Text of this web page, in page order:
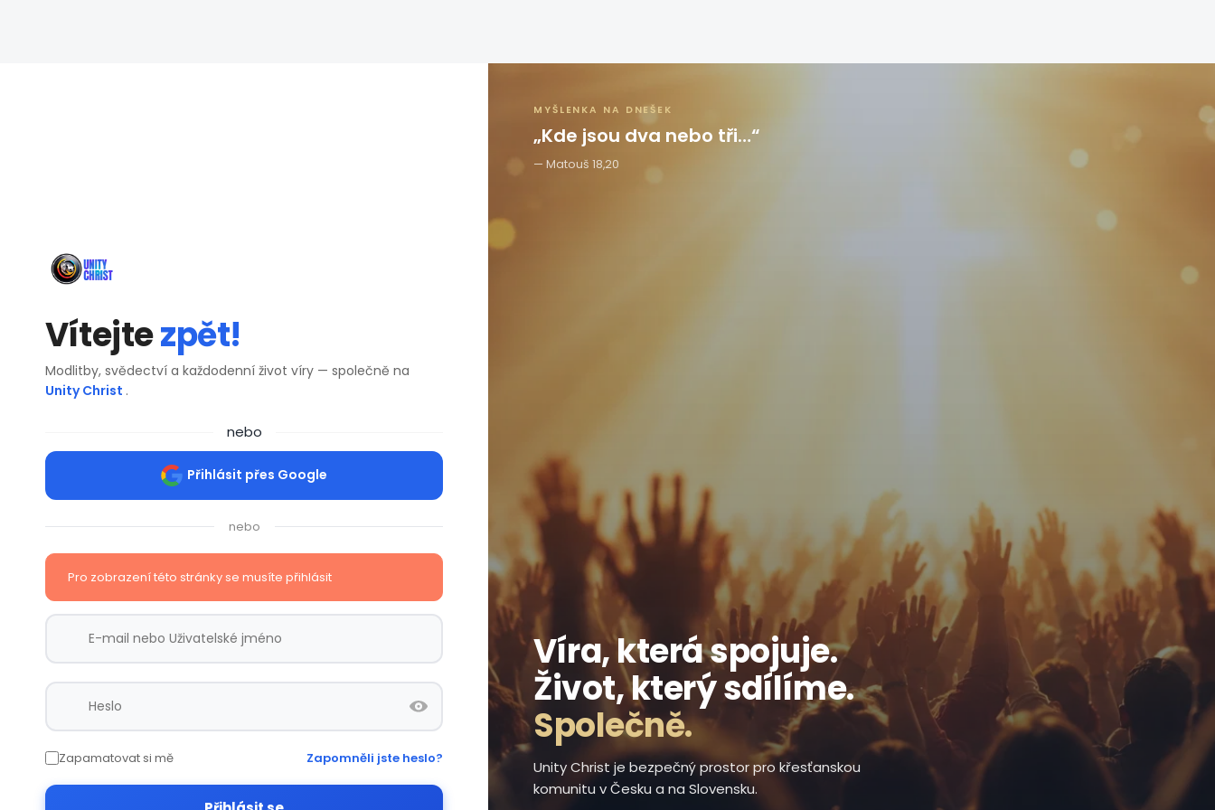
Vítejtezpět!
Modlitby, svědectví a každodenní život víry — společně na
Unity Christ .
nebo
Přihlásit přes Google
nebo
Pro zobrazení této stránky se musíte přihlásit
Zapamatovat si mě Zapomněli jste heslo?
Víra, která spojuje.
Život, který sdílíme.
Společně.
Unity Christ je bezpečný prostor pro křesťanskou
komunitu v Česku a na Slovensku.
MYŠLENKA NA DNEŠEK
„Kde jsou dva nebo tři…“
Matouš 18,20